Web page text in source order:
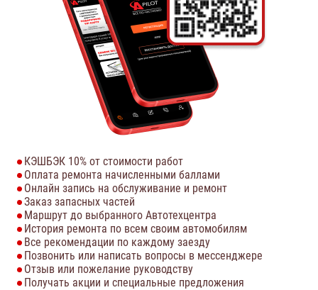
КЭШБЭК 10% от стоимости работ
Оплата ремонта начисленными баллами
Онлайн запись на обслуживание и ремонт
Заказ запасных частей
Маршрут до выбранного Автотехцентра
История ремонта по всем своим автомобилям
Все рекомендации по каждому заезду
Позвонить или написать вопросы в мессенджере
Отзыв или пожелание руководству
Получать акции и специальные предложения